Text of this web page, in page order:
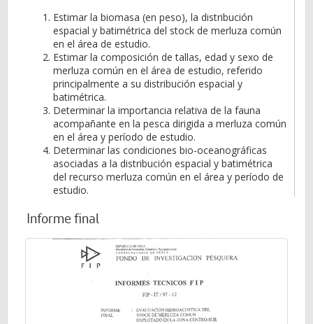
Estimar la biomasa (en peso), la distribución
espacial y batimétrica del stock de merluza común
en el área de estudio.
Estimar la composición de tallas, edad y sexo de
merluza común en el área de estudio, referido
principalmente a su distribución espacial y
batimétrica.
Determinar la importancia relativa de la fauna
acompañante en la pesca dirigida a merluza común
en el área y período de estudio.
Determinar las condiciones bio-oceanográficas
asociadas a la distribución espacial y batimétrica
del recurso merluza común en el área y período de
estudio.
Informe final